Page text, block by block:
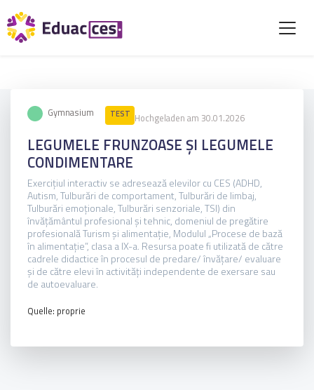
Gymnasium TEST Hochgeladen am 30.01.2026
LEGUMELE FRUNZOASE ȘI LEGUMELE
CONDIMENTARE
Exercițiul interactiv se adresează elevilor cu CES (ADHD,
Autism, Tulburări de comportament, Tulburări de limbaj,
Tulburări emoționale, Tulburări senzoriale, TSI) din
învățământul profesional și tehnic, domeniul de pregătire
profesională Turism și alimentație, Modulul „Procese de bază
în alimentație”, clasa a IX-a. Resursa poate fi utilizată de către
cadrele didactice în procesul de predare/ învățare/ evaluare
și de către elevi în activități independente de exersare sau
de autoevaluare.
Quelle: proprie